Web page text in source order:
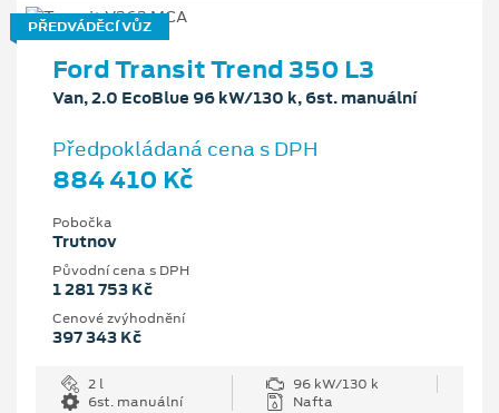
PŘEDVÁDĚCÍ VŮZ
Ford Transit Trend 350 L3
Van, 2.0 EcoBlue 96 kW/130 k, 6st. manuální
Předpokládaná cena s DPH
884 410 Kč
Pobočka
Trutnov
Původní cena s DPH
1 281 753 Kč
Cenové zvýhodnění
397 343 Kč
2 l
96 kW/130 k
6st. manuální
Nafta